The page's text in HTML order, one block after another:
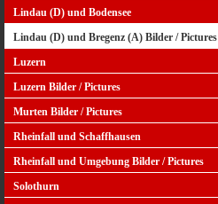
Lindau (D) und Bodensee
Lindau (D) und Bregenz (A) Bilder / Pictures
Luzern
Luzern Bilder / Pictures
Murten Bilder / Pictures
Rheinfall und Schaffhausen
Rheinfall und Umgebung Bilder / Pictures
Solothurn